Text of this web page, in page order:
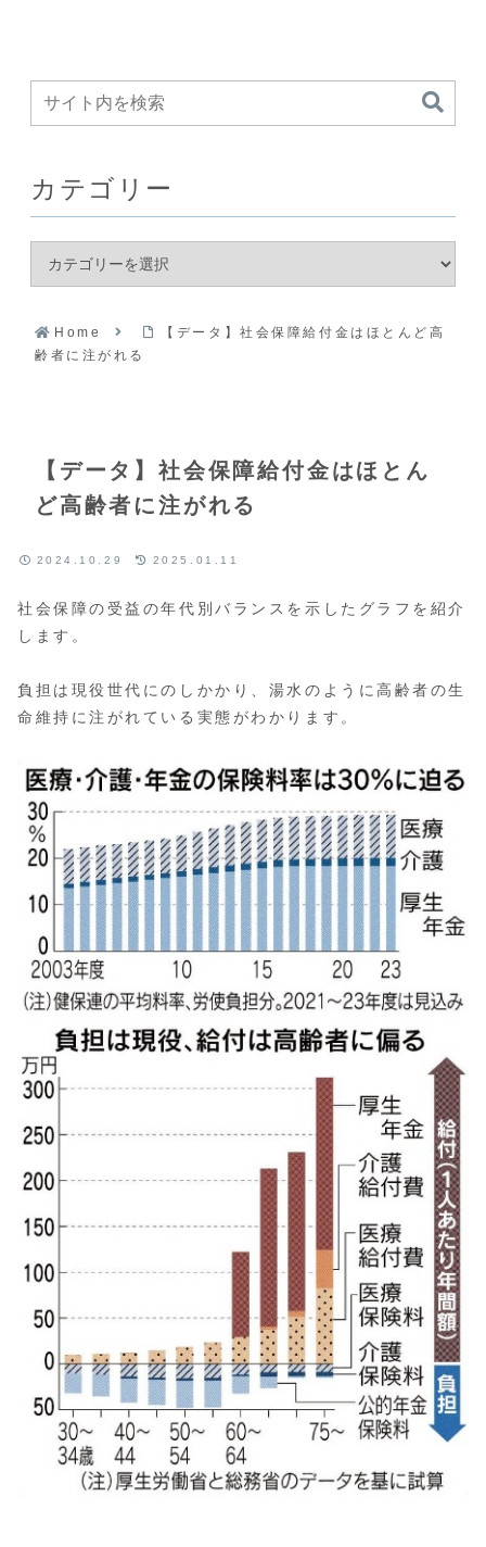
カテゴリー
Home
【データ】社会保障給付金はほとんど高
齢者に注がれる
【データ】社会保障給付金はほとん
ど高齢者に注がれる
2024.10.29 2025.01.11
社会保障の受益の年代別バランスを示したグラフを紹介
します。
負担は現役世代にのしかかり、湯水のように高齢者の生
命維持に注がれている実態がわかります。